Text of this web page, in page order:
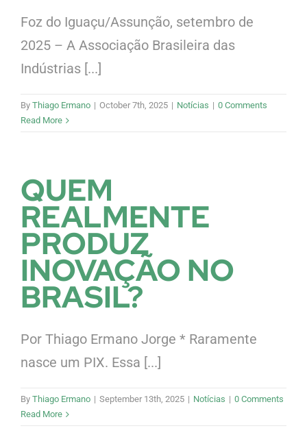
Foz do Iguaçu/Assunção, setembro de
2025 – A Associação Brasileira das
Indústrias [...]
By Thiago Ermano | October 7th, 2025 | Notícias | 0 Comments
Read More
QUEM
REALMENTE
PRODUZ
INOVAÇÃO NO
BRASIL?
Por Thiago Ermano Jorge * Raramente
nasce um PIX. Essa [...]
By Thiago Ermano | September 13th, 2025 | Notícias | 0 Comments
Read More